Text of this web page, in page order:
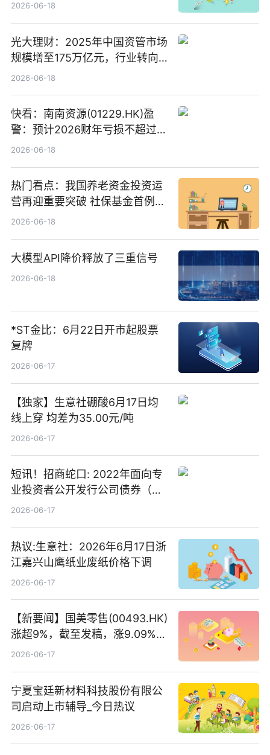
2026-06-18
光大理财：2025年中国资管市场
规模增至175万亿元，行业转向
“量质并重”
2026-06-18
快看：南南资源(01229.HK)盈
警：预计2026财年亏损不超过
1000万港元
2026-06-18
热门看点：我国养老资金投资运
营再迎重要突破 社保基金首例期
货账户完成开立
2026-06-18
大模型API降价释放了三重信号
2026-06-18
*ST金比：6月22日开市起股票
复牌
2026-06-17
【独家】生意社硼酸6月17日均
线上穿 均差为35.00元/吨
2026-06-17
短讯！招商蛇口: 2022年面向专
业投资者公开发行公司债券（第
二期）（品种二）2026年付息公
2026-06-17
热议:生意社：2026年6月17日浙
江嘉兴山鹰纸业废纸价格下调
2026-06-17
【新要闻】国美零售(00493.HK)
涨超9%，截至发稿，涨9.09%，
报0.012港元，成交额37.26万港
2026-06-17
宁夏宝廷新材料科技股份有限公
司启动上市辅导_今日热议
2026-06-17